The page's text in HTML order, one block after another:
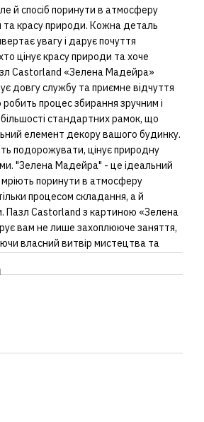
й спосіб поринути в атмосферу
та красу природи. Кожна деталь
увагу і дарує почуття
цінує красу природи та хоче
Castorland «Зелена Мадейра»
довгу службу та приємне відчуття
процес збирання зручним і
стандартних рамок, що
елемент декору вашого будинку.
подорожувати, цінує природну
"Зелена Мадейра" - це ідеальний
мріють поринути в атмосферу
процесом складання, а й
Пазл Castorland з картиною «Зелена
вам не лише захоплююче заняття,
власний витвір мистецтва та